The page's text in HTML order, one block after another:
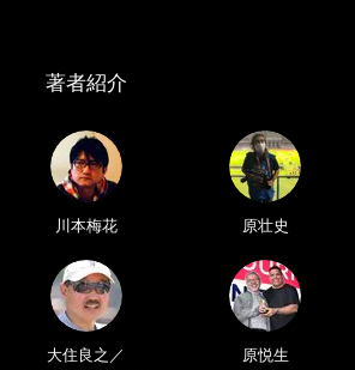
著者紹介
川本梅花 原壮史
大住良之／
原悦生